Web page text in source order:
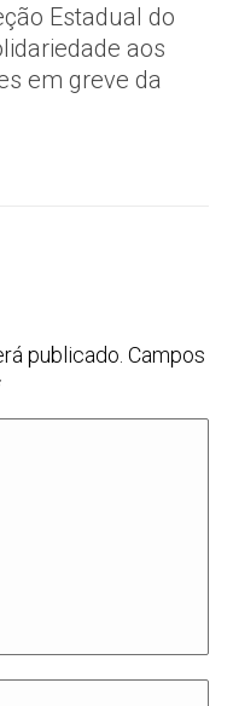
Estadual do
aos
em greve da
publicado. Campos